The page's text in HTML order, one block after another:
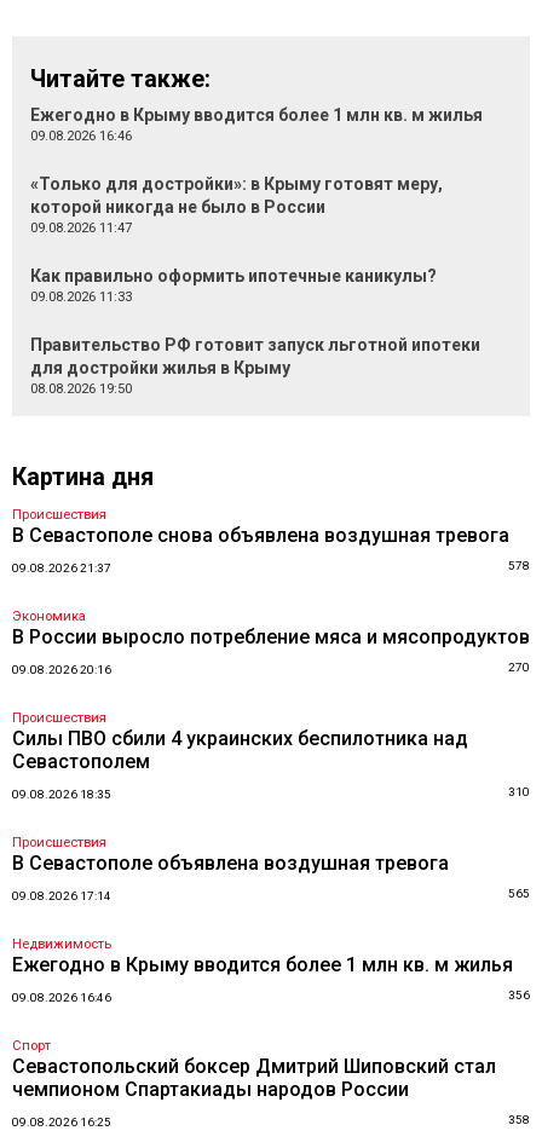
Читайте также:
Ежегодно в Крыму вводится более 1 млн кв. м жилья
09.08.2026 16:46
«Только для достройки»: в Крыму готовят меру,
которой никогда не было в России
09.08.2026 11:47
Как правильно оформить ипотечные каникулы?
09.08.2026 11:33
Правительство РФ готовит запуск льготной ипотеки
для достройки жилья в Крыму
08.08.2026 19:50
Картина дня
Происшествия
В Севастополе снова объявлена воздушная тревога
09.08.2026 21:37 578
Экономика
В России выросло потребление мяса и мясопродуктов
09.08.2026 20:16 270
Происшествия
Силы ПВО сбили 4 украинских беспилотника над
Севастополем
09.08.2026 18:35 310
Происшествия
В Севастополе объявлена воздушная тревога
09.08.2026 17:14 565
Недвижимость
Ежегодно в Крыму вводится более 1 млн кв. м жилья
09.08.2026 16:46 356
Спорт
Севастопольский боксер Дмитрий Шиповский стал
чемпионом Спартакиады народов России
09.08.2026 16:25 358